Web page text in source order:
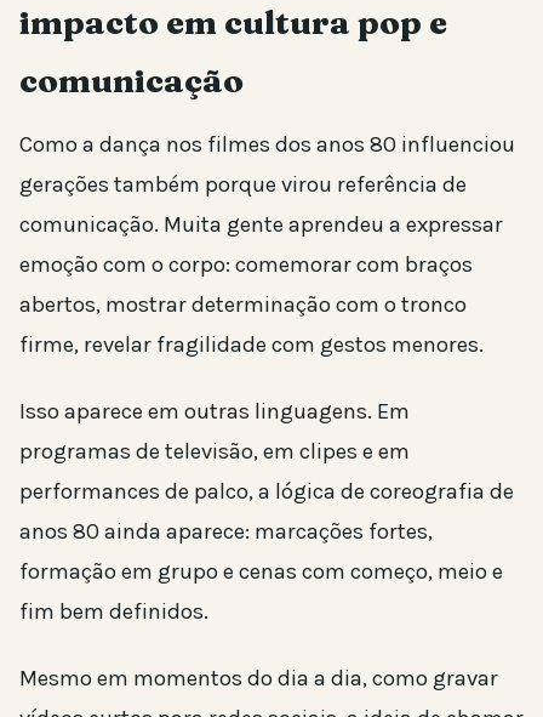
impacto em cultura pop e
comunicação
Como a dança nos filmes dos anos 80 influenciou
gerações também porque virou referência de
comunicação. Muita gente aprendeu a expressar
emoção com o corpo: comemorar com braços
abertos, mostrar determinação com o tronco
firme, revelar fragilidade com gestos menores.
Isso aparece em outras linguagens. Em
programas de televisão, em clipes e em
performances de palco, a lógica de coreografia de
anos 80 ainda aparece: marcações fortes,
formação em grupo e cenas com começo, meio e
fim bem definidos.
Mesmo em momentos do dia a dia, como gravar